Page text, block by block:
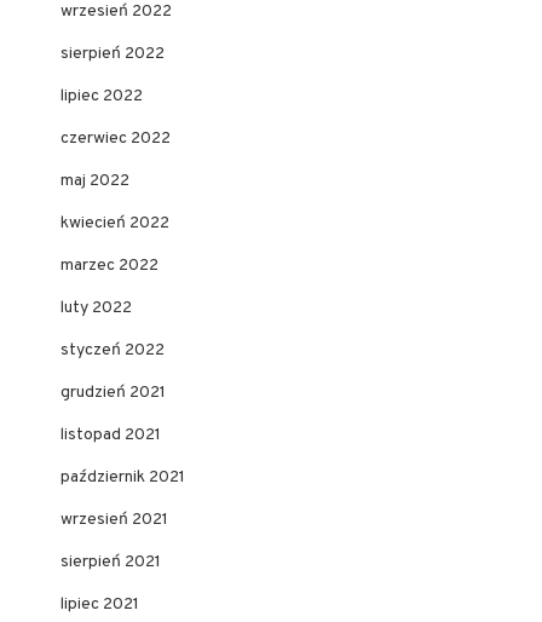
wrzesień 2022
sierpień 2022
lipiec 2022
czerwiec 2022
maj 2022
kwiecień 2022
marzec 2022
luty 2022
styczeń 2022
grudzień 2021
listopad 2021
październik 2021
wrzesień 2021
sierpień 2021
lipiec 2021